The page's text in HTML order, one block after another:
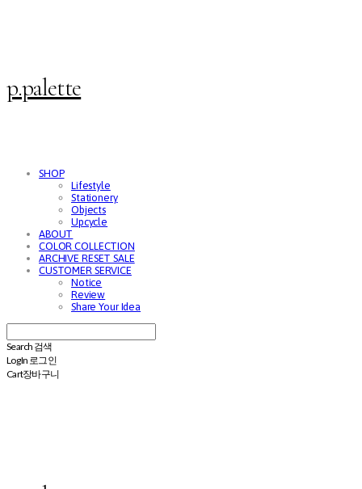
p.palette
SHOP
Lifestyle
Stationery
Objects
Upcycle
ABOUT
COLOR COLLECTION
ARCHIVE RESET SALE
CUSTOMER SERVICE
Notice
Review
Share Your Idea
Search 검색
Log In 로그인
Cart장바구니